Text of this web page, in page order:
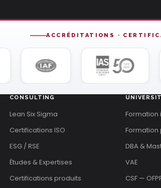
ACCRÉDITATIONS ·
CONSULTING
Lean Six Sigma
Certifications ISO
ESG / RSE
Études & Expertises
Certifications produits
Formation
DBA &
VAE
CSF —